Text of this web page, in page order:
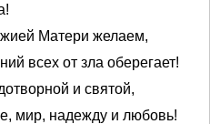
Матери желаем,
всех от зла оберегает!
и святой,
мир, надежду и любовь!